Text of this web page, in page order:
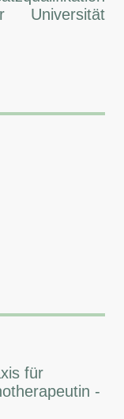
Universität
für
-